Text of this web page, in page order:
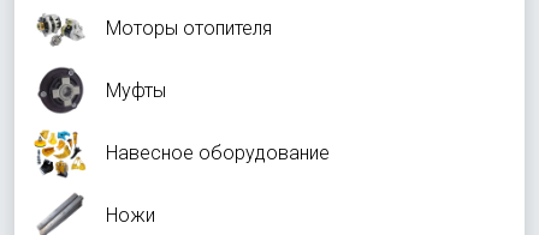
Моторы отопителя
Муфты
Навесное оборудование
Ножи